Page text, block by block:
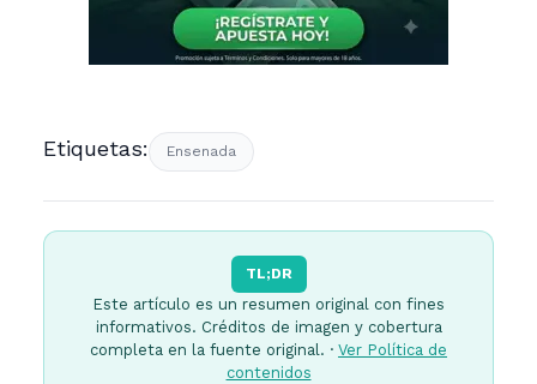
Etiquetas: Ensenada
TL;DR
Este artículo es un resumen original con fines
informativos. Créditos de imagen y cobertura
completa en la fuente original. · Ver Política de
contenidos